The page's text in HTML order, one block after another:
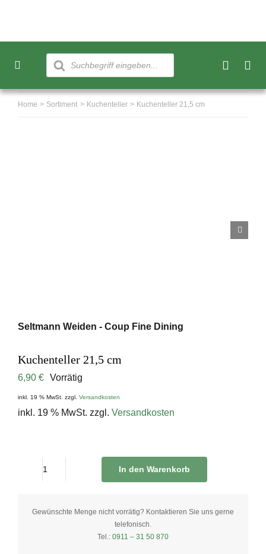
content
Products
search
Toggle
Neu
Home Sortiment Kuchenteller Kuchenteller 21,5 cm
Seltmann Weiden - Coup Fine Dining
Kuchenteller 21,5 cm
6,90 € Vorrätig
inkl. 19 % MwSt. zzgl. Versandkosten
inkl. 19 % MwSt. zzgl. Versandkosten
cm
In den Warenkorb
Gewünschte Menge nicht vorrätig? Kontaktieren Sie uns gerne
telefonisch.
Tel.: 0911 – 31 50 870